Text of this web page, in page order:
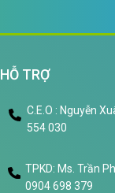
HỖ TRỢ
C.E.O : Nguyễn
554 030
TPKD: Ms. Trần
0904 698 379